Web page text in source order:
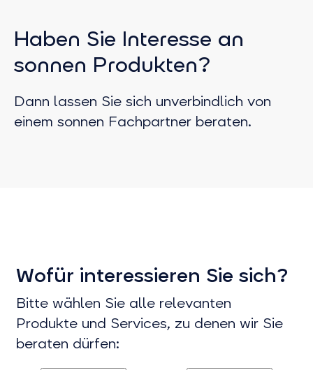
Haben Sie Interesse an
sonnen Produkten?
Dann lassen Sie sich unverbindlich von
einem sonnen Fachpartner beraten.
Wofür interessieren Sie sich?
Bitte wählen Sie alle relevanten
Produkte und Services, zu denen wir Sie
beraten dürfen: